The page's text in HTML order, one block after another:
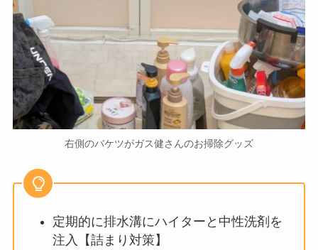
右側のバケツがガス健さんのお掃除グッズ
定期的に排水溝にハイターと中性洗剤を
注入【詰まり対策】